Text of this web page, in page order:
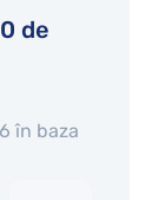
de
în baza